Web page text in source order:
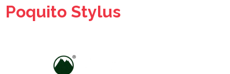
Poquito Stylus